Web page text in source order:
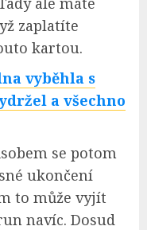
zaplatíte
kartou.
vyběhla s
a všechno
se potom
ukončení
to může vyjít
navíc. Dosud